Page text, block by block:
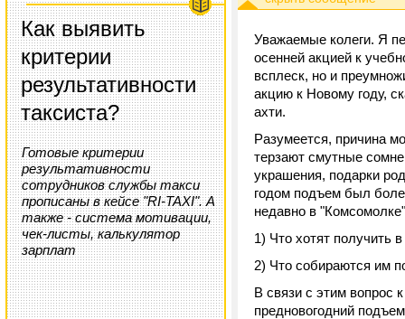
Как выявить
критерии
результативности
таксиста?
Готовые критерии
результативности
сотрудников службы такси
прописаны в кейсе "RI-TAXI". А
также - система мотивации,
чек-листы, калькулятор
зарплат
Уважаемые колеги. Я
осенней акцией к
всплеск, но и
акцию к Новому году,
ахти.
Разумеется, причина
терзают смутные
украшения, подарки
годом подъем был
недавно в
1) Что хотят получить
2) Что собираются им
В связи с этим
предновогодний